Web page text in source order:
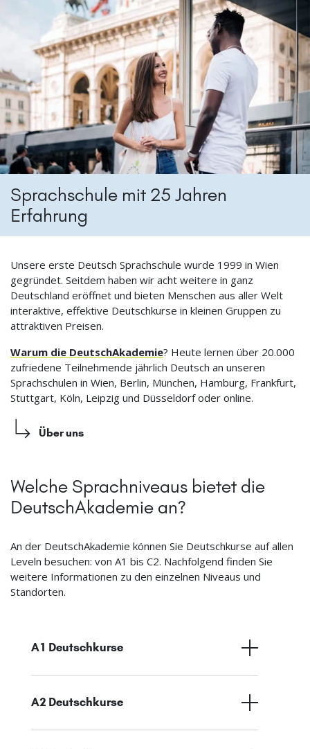
Sprachschule mit 25 Jahren
Erfahrung
Unsere erste Deutsch Sprachschule wurde 1999 in Wien
gegründet. Seitdem haben wir acht weitere in ganz
Deutschland eröffnet und bieten Menschen aus aller Welt
interaktive, effektive Deutschkurse in kleinen Gruppen zu
attraktiven Preisen.
Warum die DeutschAkademie? Heute lernen über 20.000
zufriedene Teilnehmende jährlich Deutsch an unseren
Sprachschulen in Wien, Berlin, München, Hamburg, Frankfurt,
Stuttgart, Köln, Leipzig und Düsseldorf oder online.
Über uns
Welche Sprachniveaus bietet die
DeutschAkademie an?
An der DeutschAkademie können Sie Deutschkurse auf allen
Leveln besuchen: von A1 bis C2. Nachfolgend finden Sie
weitere Informationen zu den einzelnen Niveaus und
Standorten.
A1 Deutschkurse
A2 Deutschkurse